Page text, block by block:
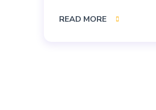
READ MORE